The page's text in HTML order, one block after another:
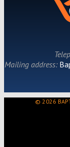
Mailing address:
© 2026